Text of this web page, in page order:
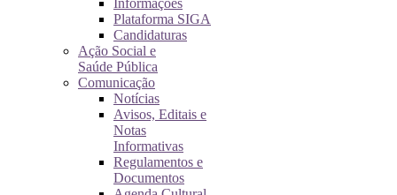
Informações
Plataforma SIGA
Candidaturas
Ação Social e
Saúde Pública
Comunicação
Notícias
Avisos, Editais e
Notas
Informativas
Regulamentos e
Documentos